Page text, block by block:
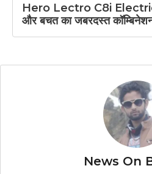
Hero Lectro C8i Electric
और बचत का जबरदस्त
News On